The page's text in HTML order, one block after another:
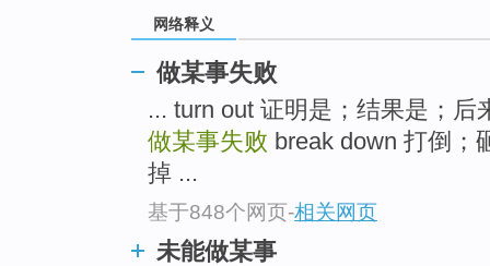
网络释义
做某事失败
... turn out 证明是；结果是；后
做某事失败 break down 打倒；
掉 ...
基于848个网页-相关网页
未能做某事